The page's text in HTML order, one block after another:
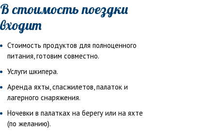
В стоимость поездки
входит
Стоимость продуктов для полноценного
питания, готовим совместно.
Услуги шкипера.
Аренда яхты, спасжилетов, палаток и
лагерного снаряжения.
Ночевки в палатках на берегу или на яхте
(по желанию).